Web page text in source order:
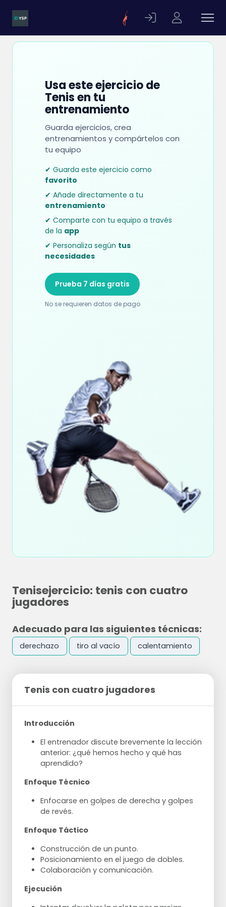
Usa este ejercicio de
Tenis en tu
entrenamiento
Guarda ejercicios, crea
entrenamientos y compártelos con
tu equipo
✔ Guarda este ejercicio como
favorito
✔ Añade directamente a tu
entrenamiento
✔ Comparte con tu equipo a través
de la app
✔ Personaliza según tus
necesidades
Prueba 7 días gratis
No se requieren datos de pago
Tenisejercicio: tenis con cuatro
jugadores
Adecuado para las siguientes técnicas:
derechazo tiro al vacío calentamiento
Tenis con cuatro jugadores
Introducción
El entrenador discute brevemente la lección
anterior: ¿qué hemos hecho y qué has
aprendido?
Enfoque Técnico
Enfocarse en golpes de derecha y golpes
de revés.
Enfoque Táctico
Construcción de un punto.
Posicionamiento en el juego de dobles.
Colaboración y comunicación.
Ejecución